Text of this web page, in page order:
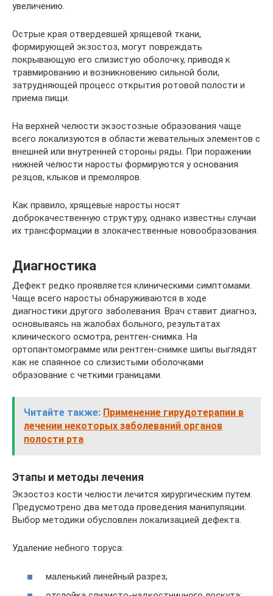
увеличению.
Острые края отвердевшей хрящевой ткани,
формирующей экзостоз, могут повреждать
покрывающую его слизистую оболочку, приводя к
травмированию и возникновению сильной боли,
затрудняющей процесс открытия ротовой полости и
приема пищи.
На верхней челюсти экзостозные образования чаще
всего локализуются в области жевательных элементов с
внешней или внутренней стороны ряды. При поражении
нижней челюсти наросты формируются у основания
резцов, клыков и премоляров.
Как правило, хрящевые наросты носят
доброкачественную структуру, однако известны случаи
их трансформации в злокачественные новообразования.
Диагностика
Дефект редко проявляется клиническими симптомами.
Чаще всего наросты обнаруживаются в ходе
диагностики другого заболевания. Врач ставит диагноз,
основываясь на жалобах больного, результатах
клинического осмотра, рентген-снимка. На
ортопантомограмме или рентген-снимке шипы выглядят
как не спаянное со слизистыми оболочками
образование с четкими границами.
Читайте также: Применение гирудотерапии в
лечении некоторых заболеваний органов
полости рта
Этапы и методы лечения
Экзостоз кости челюсти лечится хирургическим путем.
Предусмотрено два метода проведения манипуляции.
Выбор методики обусловлен локализацией дефекта.
Удаление небного торуса:
маленький линейный разрез;